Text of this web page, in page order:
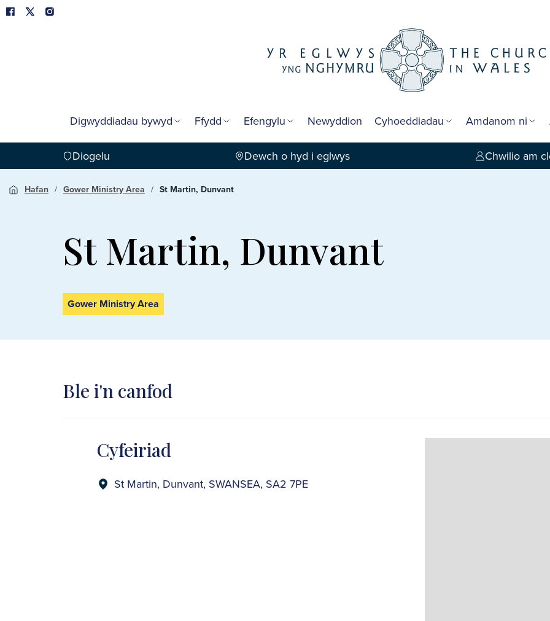
Digwyddiadau bywyd Ffydd Efengylu Newyddion Cyhoeddiadau Amdanom ni
Diogelu Dewch o hyd i eglwys Chwilio am
Hafan Gower Ministry Area St Martin, Dunvant
St Martin, Dunvant
Gower Ministry Area
Ble i'n canfod
Cyfeiriad
St Martin, Dunvant, SWANSEA, SA2 7PE